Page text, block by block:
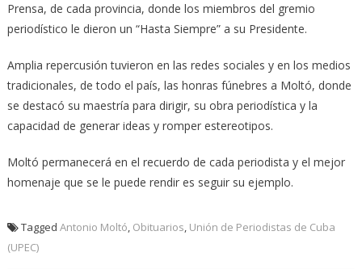
Prensa, de cada provincia, donde los miembros del gremio
periodístico le dieron un “Hasta Siempre” a su Presidente.
Amplia repercusión tuvieron en las redes sociales y en los medios
tradicionales, de todo el país, las honras fúnebres a Moltó, donde
se destacó su maestría para dirigir, su obra periodística y la
capacidad de generar ideas y romper estereotipos.
Moltó permanecerá en el recuerdo de cada periodista y el mejor
homenaje que se le puede rendir es seguir su ejemplo.
Tagged Antonio Moltó, Obituarios, Unión de Periodistas de Cuba
(UPEC)